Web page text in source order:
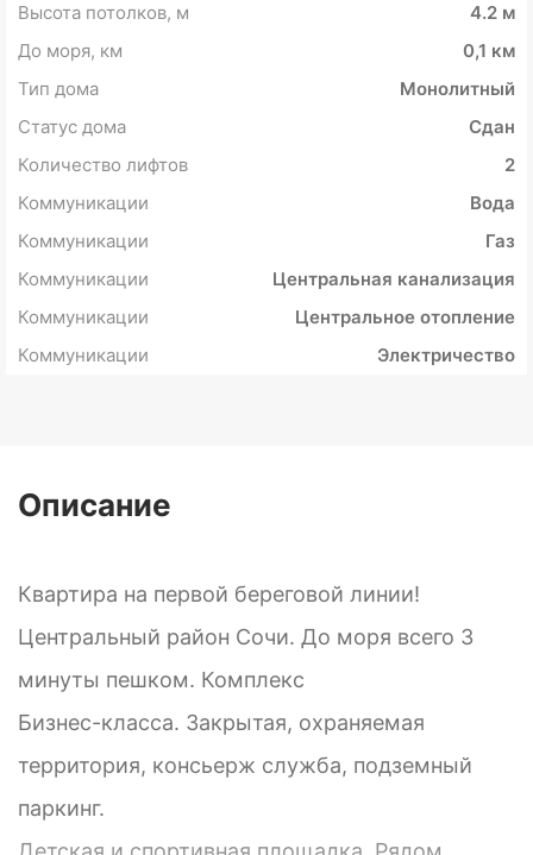
Высота потолков, м
4.2 м
До моря, км
0,1 км
Тип дома
Монолитный
Статус дома
Сдан
Количество лифтов
2
Коммуникации
Вода
Коммуникации
Газ
Коммуникации
Центральная канализация
Коммуникации
Центральное отопление
Коммуникации
Электричество
Описание
Квартира на первой береговой линии!
Центральный район Сочи. До моря всего 3
минуты пешком. Комплекс
Бизнес-класса. Закрытая, охраняемая
территория, консьерж служба, подземный
паркинг.